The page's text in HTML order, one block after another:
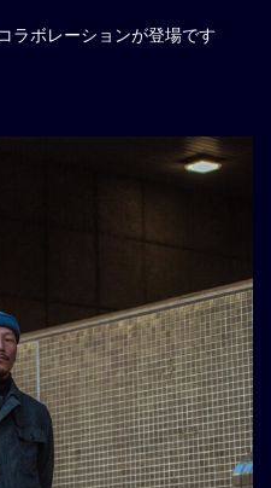
ラボレーションが登場です